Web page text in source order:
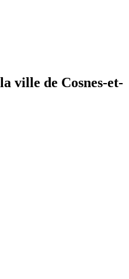
ville de Cosnes-et-